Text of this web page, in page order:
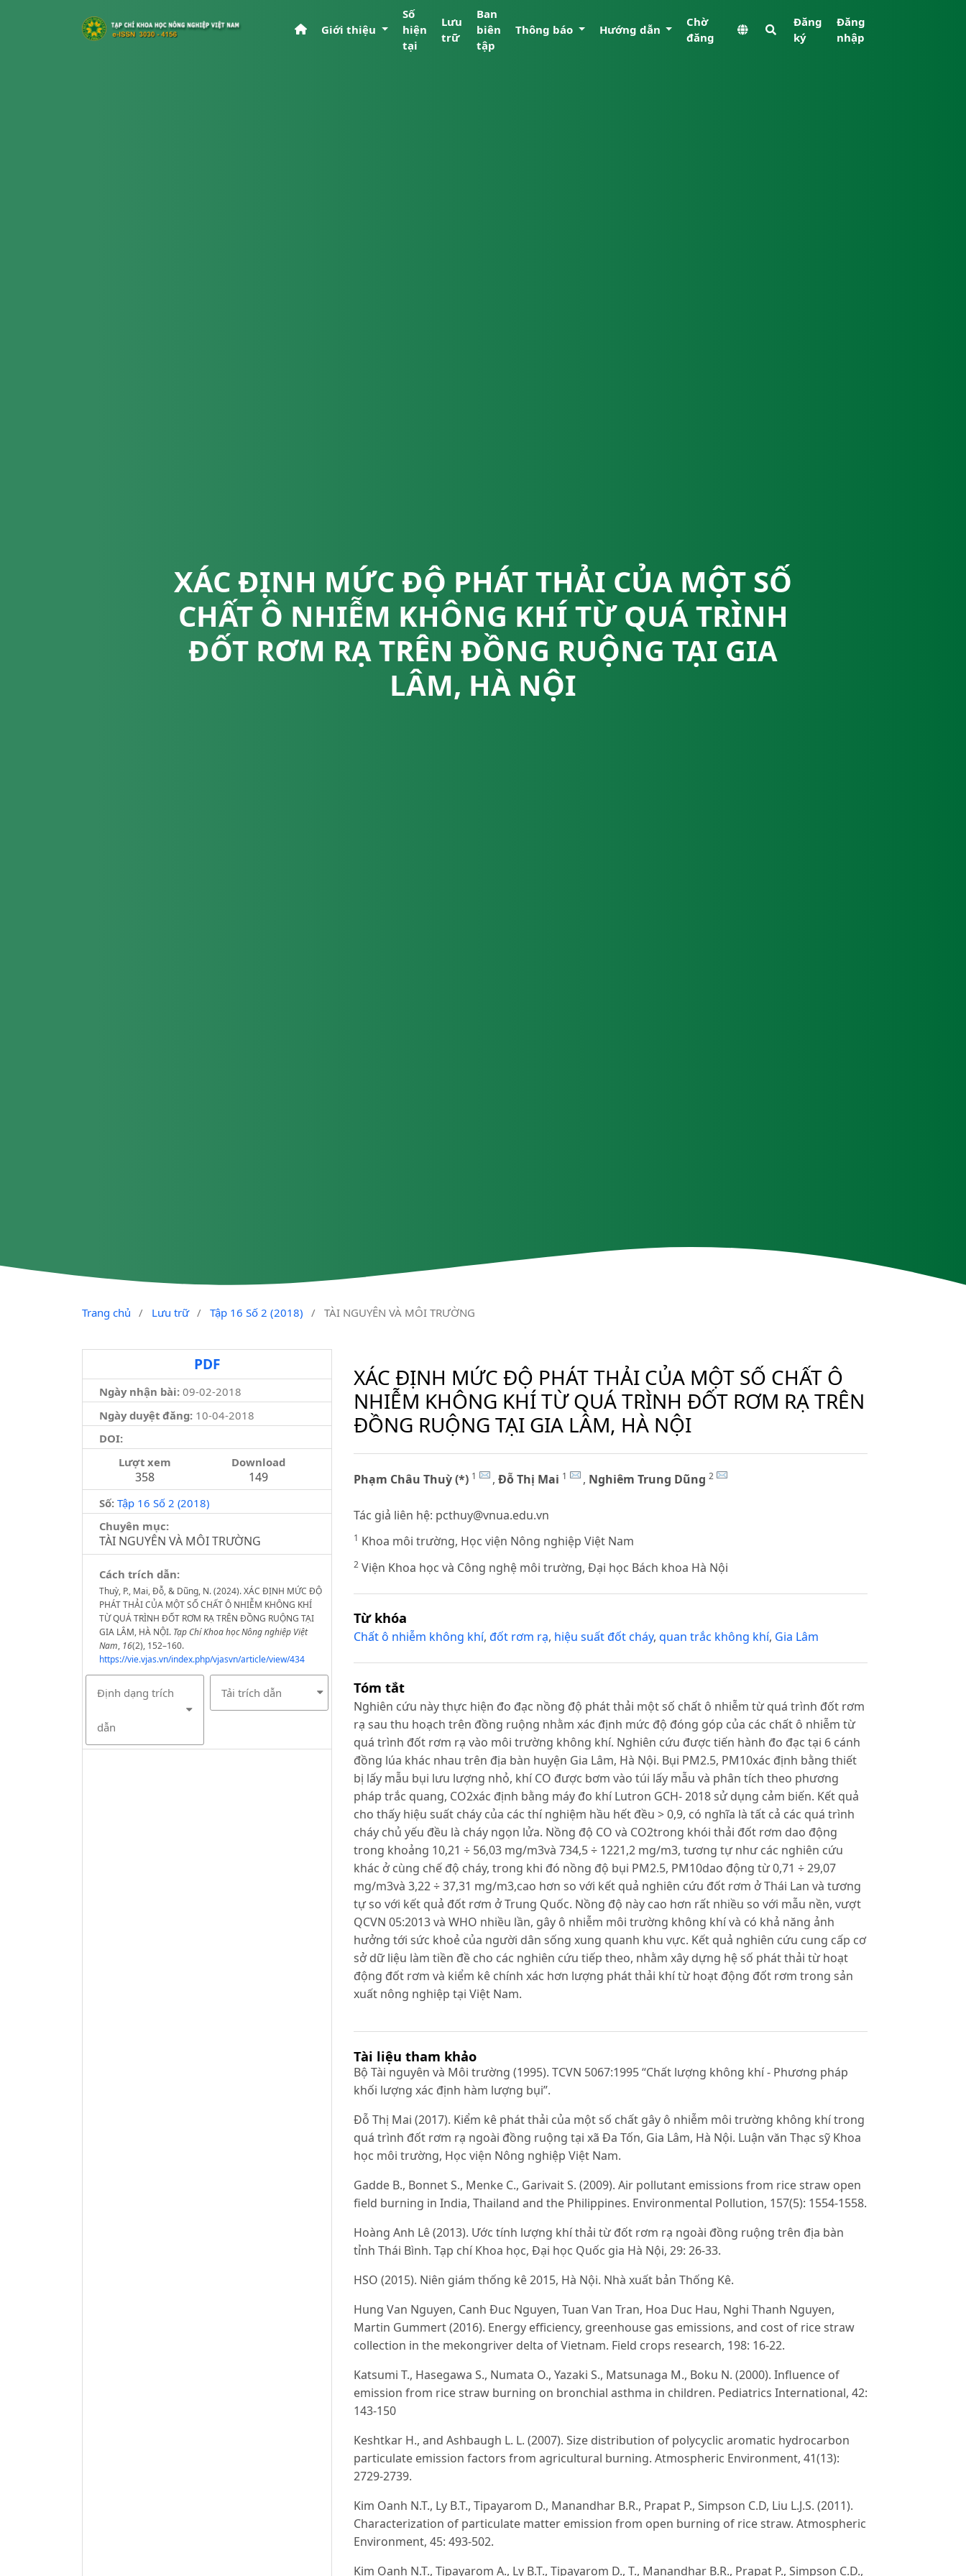
Giới thiệu
Số
hiện
tại
Lưu
trữ
Ban
biên
tập
Thông báo Hướng dẫn
Chờ
đăng
Đăng
ký
Đăng
nhập
XÁC ĐỊNH MỨC ĐỘ PHÁT THẢI CỦA MỘT SỐ
CHẤT Ô NHIỄM KHÔNG KHÍ TỪ QUÁ TRÌNH
ĐỐT RƠM RẠ TRÊN ĐỒNG RUỘNG TẠI GIA
LÂM, HÀ NỘI
Trang chủ / Lưu trữ / Tập 16 Số 2 (2018) / TÀI NGUYÊN VÀ MÔI TRƯỜNG
PDF
Ngày nhận bài: 09-02-2018
Ngày duyệt đăng:10-04-2018
DOI:
Lượt xem
358
Download
149
Số: Tập 16 Số 2 (2018)
Chuyên mục:
TÀI NGUYÊN VÀ MÔI TRƯỜNG
Cách trích dẫn:
Thuỳ, P., Mai, Đỗ, & Dũng, N. (2024). XÁC ĐỊNH MỨC ĐỘ
PHÁT THẢI CỦA MỘT SỐ CHẤT Ô NHIỄM KHÔNG KHÍ
TỪ QUÁ TRÌNH ĐỐT RƠM RẠ TRÊN ĐỒNG RUỘNG TẠI
GIA LÂM, HÀ NỘI. Tạp Chí Khoa học Nông nghiệp Việt
Nam, 16(2), 152–160.
https://vie.vjas.vn/index.php/vjasvn/article/view/434
Định dạng trích
dẫn
Tải trích dẫn
XÁC ĐỊNH MỨC ĐỘ PHÁT THẢI CỦA MỘT SỐ CHẤT Ô
NHIỄM KHÔNG KHÍ TỪ QUÁ TRÌNH ĐỐT RƠM RẠ TRÊN
ĐỒNG RUỘNG TẠI GIA LÂM, HÀ NỘI
Phạm Châu Thuỳ (*) 1 , Đỗ Thị Mai 1 , Nghiêm Trung Dũng 2
Tác giả liên hệ: pcthuy@vnua.edu.vn
1 Khoa môi trường, Học viện Nông nghiệp Việt Nam
2Viện Khoa học và Công nghệ môi trường, Đại học Bách khoa Hà Nội
Từ khóa
Chất ô nhiễm không khí, đốt rơm rạ, hiệu suất đốt cháy, quan trắc không khí, Gia Lâm
Tóm tắt
Nghiên cứu này thực hiện đo đạc nồng độ phát thải một số chất ô nhiễm từ quá trình đốt rơm
rạ sau thu hoạch trên đồng ruộng nhằm xác định mức độ đóng góp của các chất ô nhiễm từ
quá trình đốt rơm rạ vào môi trường không khí. Nghiên cứu được tiến hành đo đạc tại 6 cánh
đồng lúa khác nhau trên địa bàn huyện Gia Lâm, Hà Nội. Bụi PM2.5, PM10xác định bằng thiết
bị lấy mẫu bụi lưu lượng nhỏ, khí CO được bơm vào túi lấy mẫu và phân tích theo phương
pháp trắc quang, CO2xác định bằng máy đo khí Lutron GCH- 2018 sử dụng cảm biến. Kết quả
cho thấy hiệu suất cháy của các thí nghiệm hầu hết đều > 0,9, có nghĩa là tất cả các quá trình
cháy chủ yếu đều là cháy ngọn lửa. Nồng độ CO và CO2trong khói thải đốt rơm dao động
trong khoảng 10,21 ÷ 56,03 mg/m3và 734,5 ÷ 1221,2 mg/m3, tương tự như các nghiên cứu
khác ở cùng chế độ cháy, trong khi đó nồng độ bụi PM2.5, PM10dao động từ 0,71 ÷ 29,07
mg/m3và 3,22 ÷ 37,31 mg/m3,cao hơn so với kết quả nghiên cứu đốt rơm ở Thái Lan và tương
tự so với kết quả đốt rơm ở Trung Quốc. Nồng độ này cao hơn rất nhiều so với mẫu nền, vượt
QCVN 05:2013 và WHO nhiều lần, gây ô nhiễm môi trường không khí và có khả năng ảnh
hưởng tới sức khoẻ của người dân sống xung quanh khu vực. Kết quả nghiên cứu cung cấp cơ
sở dữ liệu làm tiền đề cho các nghiên cứu tiếp theo, nhằm xây dựng hệ số phát thải từ hoạt
động đốt rơm và kiểm kê chính xác hơn lượng phát thải khí từ hoạt động đốt rơm trong sản
xuất nông nghiệp tại Việt Nam.
Tài liệu tham khảo
Bộ Tài nguyên và Môi trường (1995). TCVN 5067:1995 “Chất lượng không khí - Phương pháp
khối lượng xác định hàm lượng bụi”.
Đỗ Thị Mai (2017). Kiểm kê phát thải của một số chất gây ô nhiễm môi trường không khí trong
quá trình đốt rơm rạ ngoài đồng ruộng tại xã Đa Tốn, Gia Lâm, Hà Nội. Luận văn Thạc sỹ Khoa
học môi trường, Học viện Nông nghiệp Việt Nam.
Gadde B., Bonnet S., Menke C., Garivait S. (2009). Air pollutant emissions from rice straw open
field burning in India, Thailand and the Philippines. Environmental Pollution, 157(5): 1554-1558.
Hoàng Anh Lê (2013). Ước tính lượng khí thải từ đốt rơm rạ ngoài đồng ruộng trên địa bàn
tỉnh Thái Bình. Tạp chí Khoa học, Đại học Quốc gia Hà Nội, 29: 26-33.
HSO (2015). Niên giám thống kê 2015, Hà Nội. Nhà xuất bản Thống Kê.
Hung Van Nguyen, Canh Đuc Nguyen, Tuan Van Tran, Hoa Duc Hau, Nghi Thanh Nguyen,
Martin Gummert (2016). Energy efficiency, greenhouse gas emissions, and cost of rice straw
collection in the mekongriver delta of Vietnam. Field crops research, 198: 16-22.
Katsumi T., Hasegawa S., Numata O., Yazaki S., Matsunaga M., Boku N. (2000). Influence of
emission from rice straw burning on bronchial asthma in children. Pediatrics International, 42:
143-150
Keshtkar H., and Ashbaugh L. L. (2007). Size distribution of polycyclic aromatic hydrocarbon
particulate emission factors from agricultural burning. Atmospheric Environment, 41(13):
2729-2739.
Kim Oanh N.T., Ly B.T., Tipayarom D., Manandhar B.R., Prapat P., Simpson C.D, Liu L.J.S. (2011).
Characterization of particulate matter emission from open burning of rice straw. Atmospheric
Environment, 45: 493-502.
Kim Oanh N.T., Tipayarom A., Ly B.T., Tipayarom D., T., Manandhar B.R., Prapat P., Simpson C.D.,